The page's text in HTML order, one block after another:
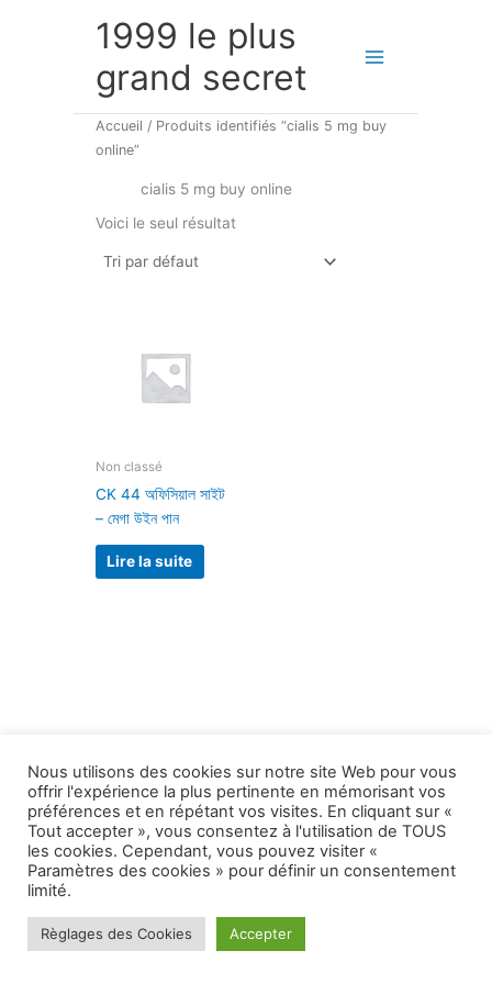
1999 le plus
grand secret
Accueil / Produits identifiés “cialis 5 mg buy
online”
cialis 5 mg buy online
Voici le seul résultat
Non classé
CK 44 অফিসিয়াল সাইট
– মেগা উইন পান
Lire la suite
Nous utilisons des cookies sur notre site Web pour vous
offrir l'expérience la plus pertinente en mémorisant vos
préférences et en répétant vos visites. En cliquant sur «
Tout accepter », vous consentez à l'utilisation de TOUS
les cookies. Cependant, vous pouvez visiter «
Paramètres des cookies » pour définir un consentement
limité.
Règlages des Cookies Accepter